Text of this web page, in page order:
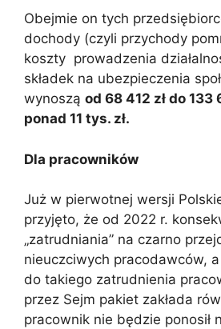
Obejmie on tych
dochody (czyli przychody
koszty prowadzenia
składek na ubezpieczenia
wynoszą od 68 412 zł do 133
ponad 11 tys. zł.
Dla pracowników
Już w pierwotnej wersji
przyjęto, że od 2022 r.
„zatrudniania” na czarno
nieuczciwych pracodawców,
do takiego zatrudnienia
przez Sejm pakiet zakłada
pracownik nie będzie ponosił